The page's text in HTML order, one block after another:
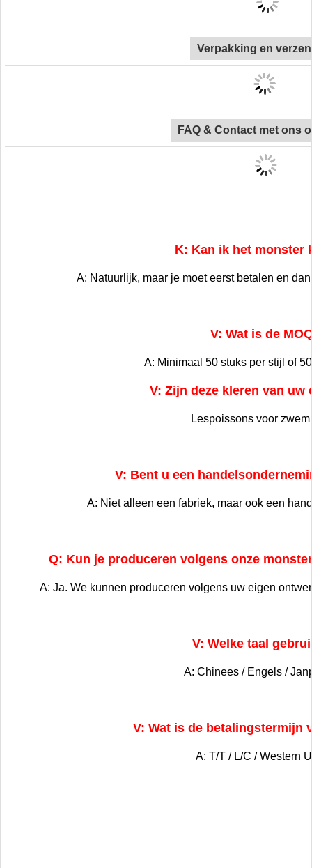
Verpakking en
FAQ & Contact met ons
K: Kan ik het monster
A: Natuurlijk, maar je moet eerst betalen en
V: Wat is de
A: Minimaal 50 stuks per stijl of
V: Zijn deze kleren van uw
Lespoissons voor
V: Bent u een
A: Niet alleen een fabriek, maar ook een
Q: Kun je produceren volgens onze
A: Ja. We kunnen produceren volgens uw eigen
V: Welke taal
A: Chinees / Engels /
V: Wat is de betalingstermijn
A: T/T / L/C / Western